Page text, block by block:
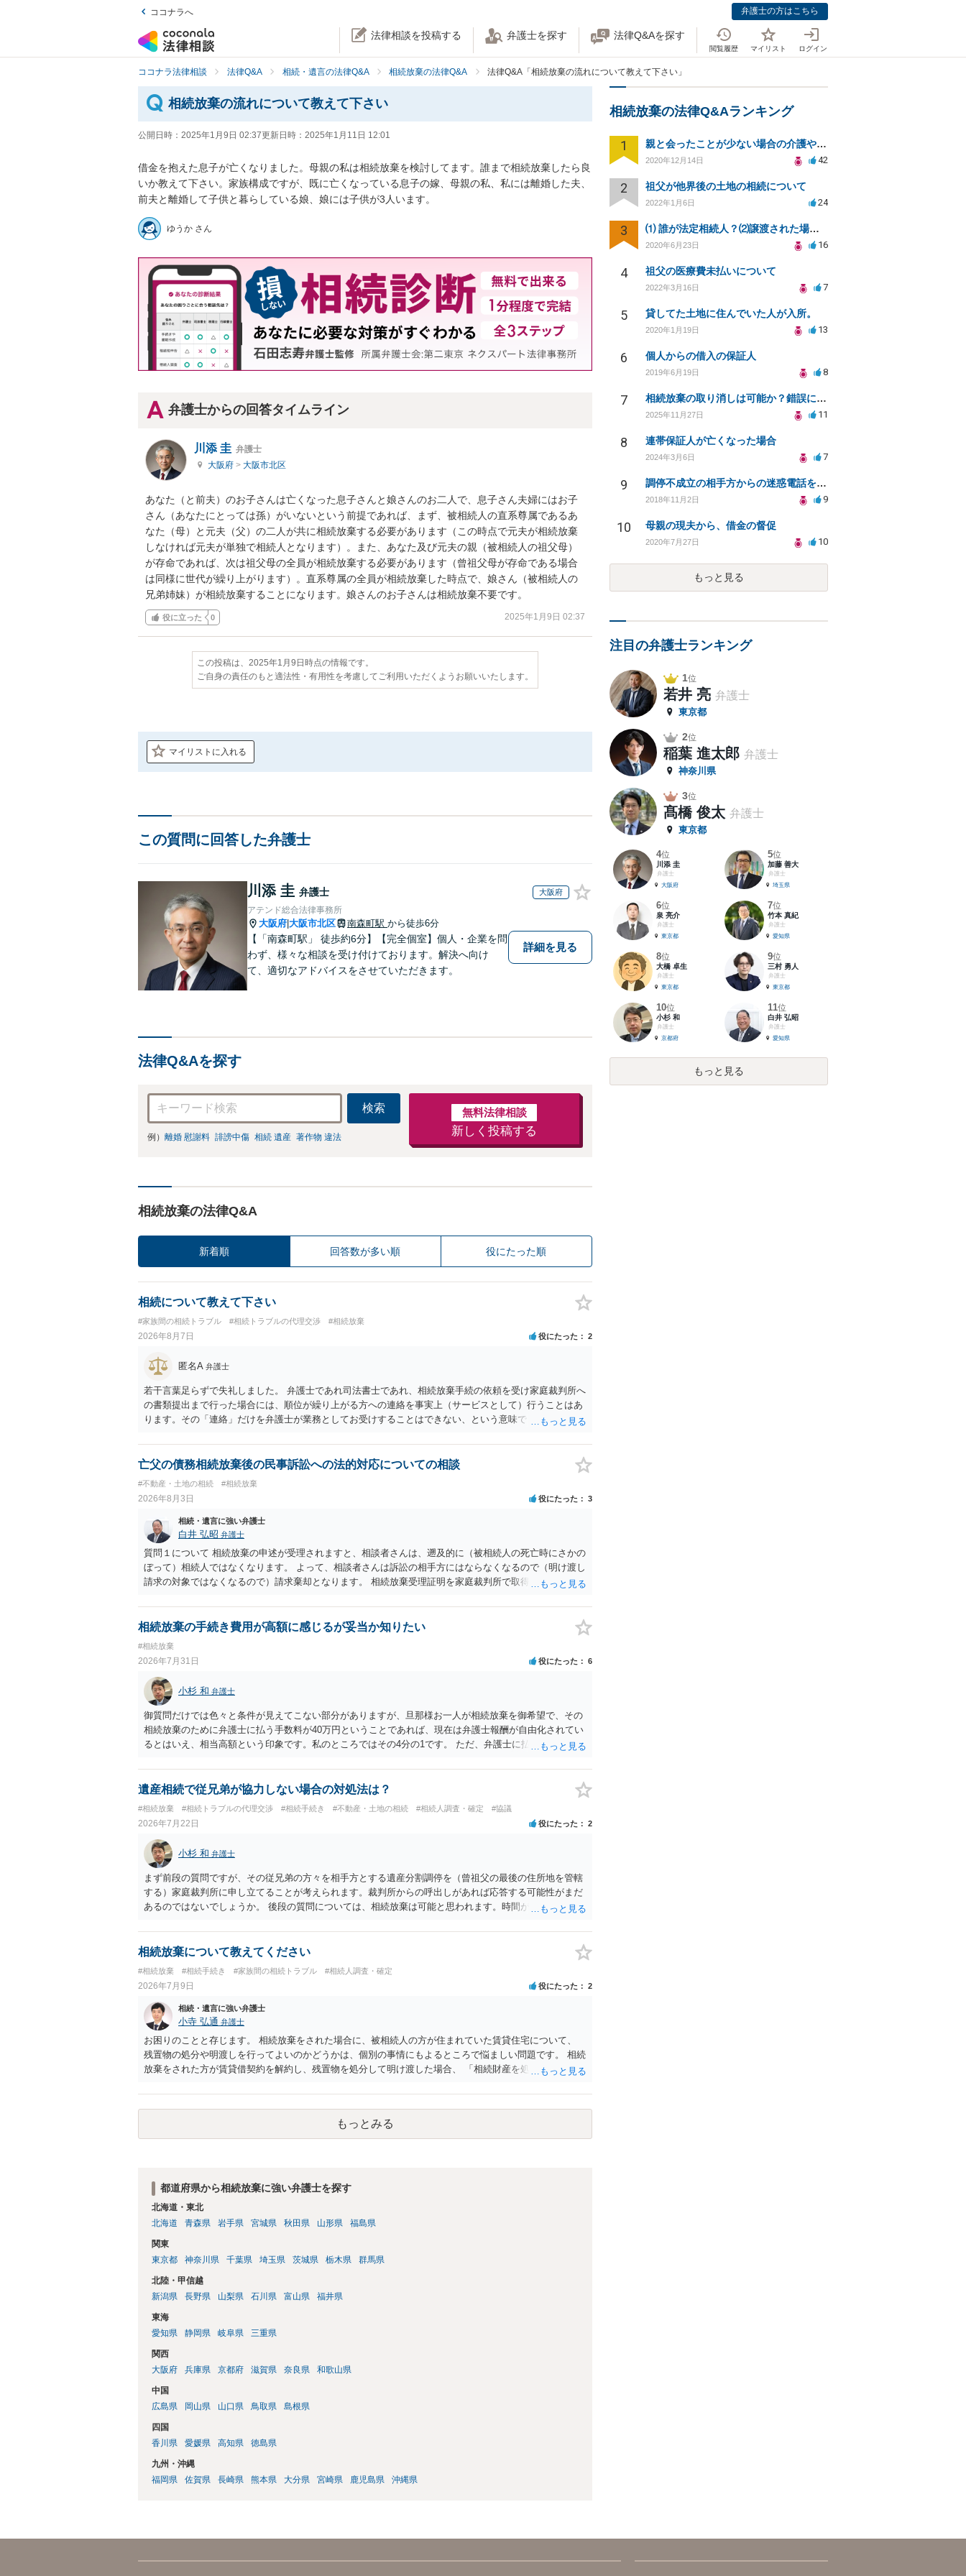
ココナラへ 弁護士の方はこちら
法律相談を投稿する 弁護士を探す 法律Q&Aを探す
閲覧履歴 マイリスト ログイン
ココナラ法律相談 法律Q&A 相続・遺言の法律Q&A 相続放棄の法律Q&A 法律Q&A「相続放棄の流れについて教えて下さい」
相続放棄の流れについて教えて下さい
公開日時： 2025年1月9日 02:37更新日時： 2025年1月11日 12:01
借金を抱えた息子が亡くなりました。母親の私は相続放棄を検討してます。誰まで相続放棄したら良
いか教えて下さい。家族構成ですが、既に亡くなっている息子の嫁、母親の私、私には離婚した夫、
前夫と離婚して子供と暮らしている娘、娘には子供が3人います。
ゆうか さん
弁護士からの回答タイムライン
川添 圭 弁護士
大阪府 > 大阪市北区
あなた（と前夫）のお子さんは亡くなった息子さんと娘さんのお二人で、息子さん夫婦にはお子
さん（あなたにとっては孫）がいないという前提であれば、まず、被相続人の直系尊属であるあ
なた（母）と元夫（父）の二人が共に相続放棄する必要があります（この時点で元夫が相続放棄
しなければ元夫が単独で相続人となります）。また、あなた及び元夫の親（被相続人の祖父母）
が存命であれば、次は祖父母の全員が相続放棄する必要があります（曾祖父母が存命である場合
は同様に世代が繰り上がります）。直系尊属の全員が相続放棄した時点で、娘さん（被相続人の
兄弟姉妹）が相続放棄することになります。娘さんのお子さんは相続放棄不要です。
役に立った 0 2025年1月9日 02:37
この投稿は、2025年1月9日時点の情報です。
ご自身の責任のもと適法性・有用性を考慮してご利用いただくようお願いいたします。
マイリストに入れる
この質問に回答した弁護士
川添 圭 弁護士 大阪府
アテンド総合法律事務所
大阪府 大阪市北区 南森町駅 から徒歩6分
【「南森町駅」 徒歩約6分】【完全個室】個人・企業を問
わず、様々な相談を受け付けております。解決へ向け
て、適切なアドバイスをさせていただきます。
詳細を見る
法律Q&Aを探す
検索
例） 離婚 慰謝料 誹謗中傷 相続 遺産 著作物 違法
無料法律相談
新しく投稿する
相続放棄の法律Q&A
新着順 回答数が多い順 役にたった順
相続について教えて下さい
#家族間の相続トラブル #相続トラブルの代理交渉 #相続放棄
2026年8月7日 役にたった 2
匿名A 弁護士
若干言葉足らずで失礼しました。 弁護士であれ司法書士であれ、相続放棄手続の依頼を受け家庭裁判所へ
の書類提出まで行った場合には、順位が繰り上がる方への連絡を事実上（サービスとして）行うことはあ
ります。その「連絡」だけを弁護士が業務としてお受けすることはできない、という意味でした。
亡父の債務相続放棄後の民事訴訟への法的対応についての相談
#不動産・土地の相続 #相続放棄
2026年8月3日 役にたった 3
相続・遺言に強い弁護士
白井 弘昭 弁護士
質問１について 相続放棄の申述が受理されますと、相談者さんは、遡及的に（被相続人の死亡時にさかの
ぼって）相続人ではなくなります。 よって、相談者さんは訴訟の相手方にはならなくなるので（明け渡し
請求の対象ではなくなるので）請求棄却となります。 相続放棄受理証明を家庭裁判所で取得し、コピーを
１回期日は出席する必要がありません。その日は差支え（用事があり出席できない）との記載で十分で
す。 質問３について 弁護士ではないので、ｍｉｎｔｓでの提出の必要は無いと思います。郵送（期限ま
考まで。
相続放棄の手続き費用が高額に感じるが妥当か知りたい
#相続放棄
2026年7月31日 役にたった 6
小杉 和 弁護士
御質問だけでは色々と条件が見えてこない部分がありますが、旦那様お一人が相続放棄を御希望で、その
相続放棄のために弁護士に払う手数料が40万円ということであれば、現在は弁護士報酬が自由化されてい
るとはいえ、相当高額という印象です。私のところではその4分の1です。 ただ、弁護士に払う手数料とは
おいてください。 話を元に戻して、弁護士に対する手数料ですが、旦那様の収入や財産にもよりますが、
法テラスに御連絡なさって弁護士との相談を予約して受任してもらうのが一番安上がりでしょう。数万円
なる）ようですので、比較的短い熟慮期間のことを考えると、来週早々すぐにでも御連絡する方が良いで
しょう。 もし法テラスが御利用になれない、あるいは時間がない等であれば、相続を取扱分野としている
弁護士を適宜探し（WEB等で）、問い合わせてみることです。相続を扱う弁護士でも相続放棄は比較的安
価な手数料でのお仕事になるのであまり前向きに受けてくれないところもあるようです。 複数の法律事務
所に聞いて（相見積もりをとって）、一番安いところでやってもらうことに決めれば、キューちゃんママ
さんの御希望をかなえることができるのではないでしょうか。 あるいは相続放棄であれば御自分でできな
くもないとは思います。その場合、かかるのは戸籍等の取得費用と印紙代だけとなります。家庭裁判所の
サイトから用紙を取得すると共に必要な書類を確認し、印紙と共に家庭裁判所に提出して相続放棄申述受
理通知書を待つという流れになります。
遺産相続で従兄弟が協力しない場合の対処法は？
#相続放棄 #相続トラブルの代理交渉 #相続手続き #不動産・土地の相続 #相続人調査・確定 #協議
2026年7月22日 役にたった 2
小杉 和 弁護士
まず前段の質問ですが、その従兄弟の方々を相手方とする遺産分割調停を（曾祖父の最後の住所地を管轄
する）家庭裁判所に申し立てることが考えられます。裁判所からの呼出しがあれば応答する可能性がまだ
あるのではないでしょうか。 後段の質問については、相続放棄は可能と思われます。時間が思った以上に
相続放棄について教えてください
#相続放棄 #相続手続き #家族間の相続トラブル #相続人調査・確定
2026年7月9日 役にたった 2
相続・遺言に強い弁護士
小寺 弘通 弁護士
お困りのことと存じます。 相続放棄をされた場合に、被相続人の方が住まれていた賃貸住宅について、
残置物の処分や明渡しを行ってよいのかどうかは、個別の事情にもよるところで悩ましい問題です。 相続
放棄をされた方が賃貸借契約を解約し、残置物を処分して明け渡した場合、 「相続財産を処分」したと評
なく、滞納賃料が増え続けるのを止めるため、 解約をして鍵を返却してしまうというケースもそれなりに
あります。 また、お母様の通帳や印鑑などは現に保管されているのであれば、 そのまま保管されておい
た方が良いかと思います。 相続人全員が相続放棄された場合には、相続財産清算人が選任される場合があ
り、 その場合には当該清算人に引き継いでいただくことになります。 ちなみに前提として、お母様のお
だければ幸いです。
もっとみる
都道府県から相続放棄に強い弁護士を探す
北海道・東北
北海道
青森県 岩手県 宮城県 秋田県 山形県 福島県
関東
東京都
神奈川県 千葉県 埼玉県 茨城県 栃木県 群馬県
北陸・甲信越
新潟県
長野県 山梨県 石川県 富山県 福井県
東海
愛知県
静岡県 岐阜県 三重県
関西
大阪府
兵庫県 京都府 滋賀県 奈良県 和歌山県
中国
広島県
岡山県 山口県 鳥取県 島根県
四国
香川県
愛媛県 高知県 徳島県
九州・沖縄
福岡県
佐賀県 長崎県 熊本県 大分県 宮崎県 鹿児島県 沖縄県
相続放棄の法律Q&Aランキング
1 親と会ったことが少ない場合の介護や相続の義務について
2020年12月14日 42
2 祖父が他界後の土地の相続について
2022年1月6日 24
3 ⑴ 誰が法定相続人？⑵譲渡された場合の税金？⑶相続放棄後同じ不動産を相続できない？⑷借金返済義務は？
2020年6月23日 16
4 祖父の医療費未払いについて
2022年3月16日 7
5 貸してた土地に住んでいた人が入所。
2020年1月19日 13
6 個人からの借入の保証人
2019年6月19日 8
7 相続放棄の取り消しは可能か？錯誤による誤解が原因で
2025年11月27日 11
8 連帯保証人が亡くなった場合
2024年3月6日 7
9 調停不成立の相手方からの迷惑電話をやめさせることはできますか？
2018年11月2日 9
10 母親の現夫から、借金の督促
2020年7月27日 10
もっと見る
注目の弁護士ランキング
1位
若井 亮 弁護士
東京都
2位
稲葉 進太郎 弁護士
神奈川県
3位
髙橋 俊太 弁護士
東京都
4位
川添 圭
弁護士
大阪府
5位
加藤 善大
弁護士
埼玉県
6位
泉 亮介
弁護士
東京都
7位
竹本 真紀
弁護士
愛知県
8位
大橋 卓生
弁護士
東京都
9位
三村 勇人
弁護士
東京都
10位
小杉 和
弁護士
京都府
11位
白井 弘昭
弁護士
愛知県
もっと見る